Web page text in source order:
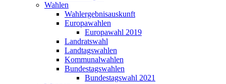
Wahlen
Wahlergebnisauskunft
Europawahlen
Europawahl 2019
Landratswahl
Landtagswahlen
Kommunalwahlen
Bundestagswahlen
Bundestagswahl 2021